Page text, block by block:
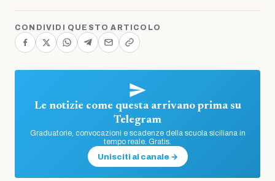
CONDIVIDI QUESTO ARTICOLO
Le notizie come questa arrivano prima su
Telegram
Graduatorie, convocazioni e scadenze della scuola siciliana in
tempo reale. Gratis.
Unisciti al canale →